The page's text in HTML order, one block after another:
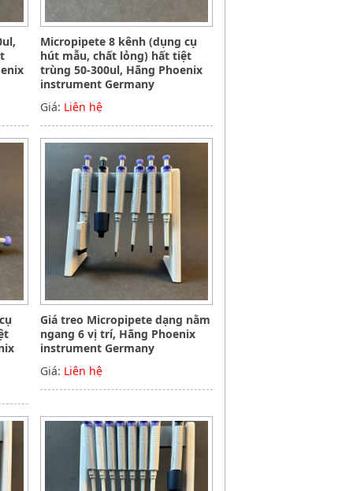
Micropipete 8 kênh (dụng cụ
hút mẫu, chất lỏng) hất tiệt
trùng 50-300ul, Hãng Phoenix
instrument Germany
Giá: Liên hệ
Giá treo Micropipete dạng nằm
ngang 6 vị trí, Hãng Phoenix
instrument Germany
Giá: Liên hệ